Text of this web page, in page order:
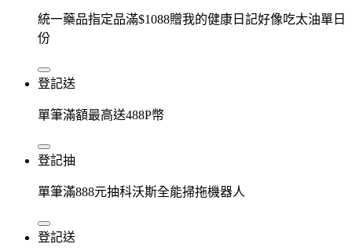
統一藥品指定品滿$1088贈我的健康日記好像吃太油單日
份
登記送
單筆滿額最高送488P幣
登記抽
單筆滿888元抽科沃斯全能掃拖機器人
登記送